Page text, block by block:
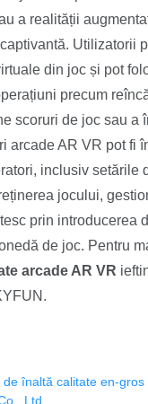
a realității
Utilizatorii
din joc și pot
precum
scoruri de joc sau a
arcade AR VR pot fi
inclusiv setările
jocului,
prin introducerea
de joc. Pentru
arcade AR VR